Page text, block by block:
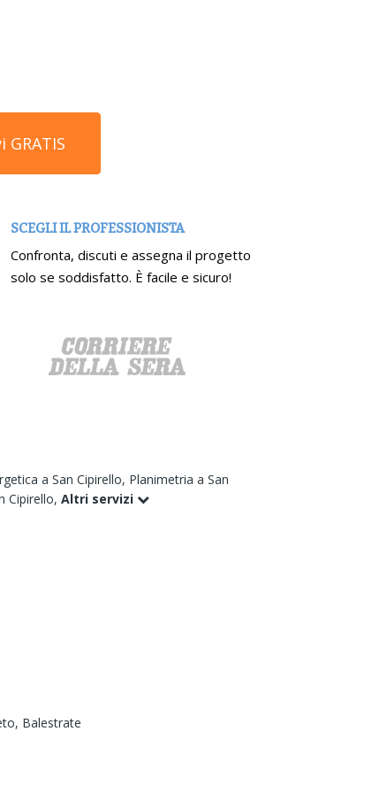
SCEGLI IL PROFESSIONISTA
Confronta, discuti e assegna il progetto
solo se soddisfatto. È facile e sicuro!
a San Cipirello, Planimetria a San
Cipirello, Altri servizi
Balestrate